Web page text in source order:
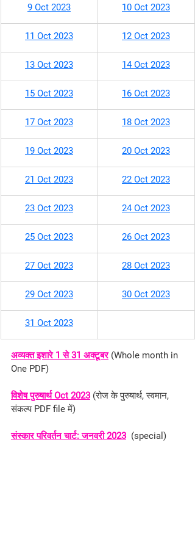
9 Oct 2023 10 Oct 2023
11 Oct 2023 12 Oct 2023
13 Oct 2023 14 Oct 2023
15 Oct 2023 16 Oct 2023
17 Oct 2023 18 Oct 2023
19 Oct 2023 20 Oct 2023
21 Oct 2023 22 Oct 2023
23 Oct 2023 24 Oct 2023
25 Oct 2023 26 Oct 2023
27 Oct 2023 28 Oct 2023
29 Oct 2023 30 Oct 2023
31 Oct 2023
अव्यक्त इशारे 1 से 31 अक्टूबर (Whole month in
One PDF)
विशेष पुरुषार्थ Oct 2023 (रोज के पुरुषार्थ, स्वमान,
संकल्प PDF file में)
संस्कार परिवर्तन चार्ट: जनवरी 2023
  (special)